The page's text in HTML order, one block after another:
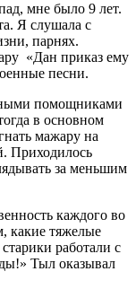
мне было 9 лет.
Я слушала с
парнях.
«Дан приказ ему
песни.
помощниками
в основном
мажару на
Приходилось
за меньшим
каждого во
какие тяжелые
работали с
Тыл оказывал